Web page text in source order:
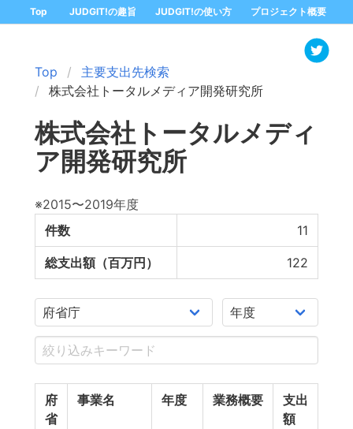
Top JUDGIT!の趣旨 JUDGIT!の使い方 プロジェクト概要
Top
主要支出先検索
株式会社トータルメディア開発研究所
株式会社トータルメディ
ア開発研究所
※2015〜2019年度
件数
11
総支出額（百万円） 122
府
省
事業名 年度 業務概要
支出
額